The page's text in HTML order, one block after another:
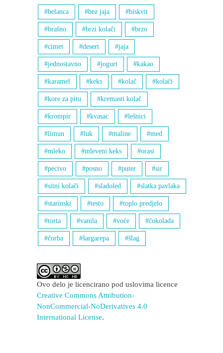
belanca bez jaja biskvit
brašno brzi kolači brzo
cimet desert jaja
jednostavno jogurt kakao
karamel keks kolač kolači
kore za pitu kremasti kolač
krompir kvasac lešnici
limun luk maline med
mleko mleveni keks orasi
pecivo posno puter sir
sitni kolači sladoled slatka pavlaka
starinski testo toplo predjelo
torta vanila voće čokolada
čorba šargarepa šlag
Ovo delo je licencirano pod uslovima licence
Creative Commons Attribution-
NonCommercial-NoDerivatives 4.0
International License.